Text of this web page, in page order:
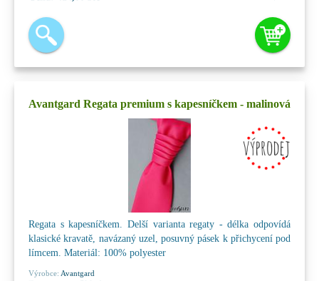
Avantgard Regata premium s kapesníčkem - malinová
Regata s kapesníčkem. Delší varianta regaty - délka odpovídá
klasické kravatě, navázaný uzel, posuvný pásek k přichycení pod
límcem. Materiál: 100% polyester
Výrobce: Avantgard